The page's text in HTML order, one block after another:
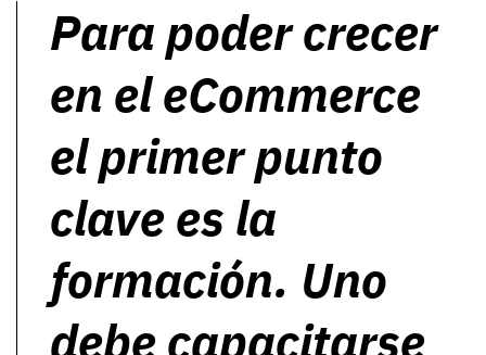
Para poder crecer
en el eCommerce
el primer punto
clave es la
formación. Uno
debe capacitarse